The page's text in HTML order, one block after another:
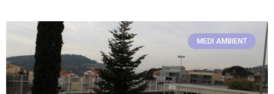
MEDI AMBIENT